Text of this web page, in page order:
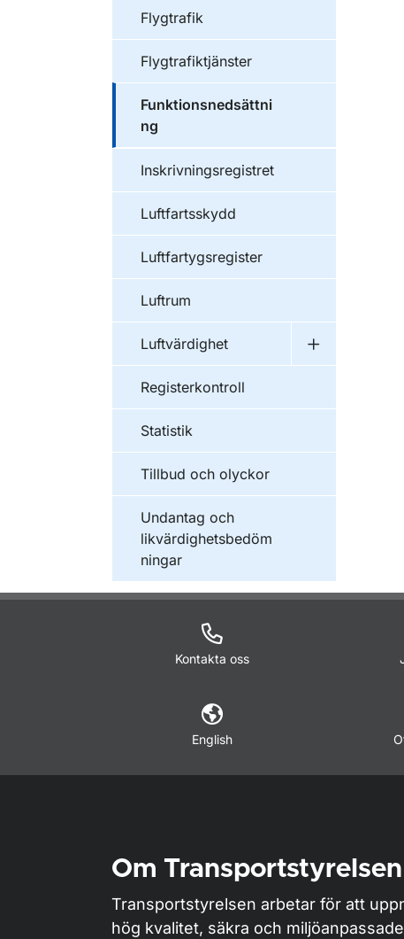
Flygtrafik
Flygtrafiktjänster
Funktionsnedsättni
ng
Inskrivningsregistret
Luftfartsskydd
Luftfartygsregister
Luftrum
Luftvärdighet
Undermeny
Registerkontroll
Statistik
Tillbud och olyckor
Undantag och
likvärdighetsbedöm
ningar
Kontakta oss
English
Om Transportstyrelsen
Transportstyrelsen arbetar för att
hög kvalitet, säkra och